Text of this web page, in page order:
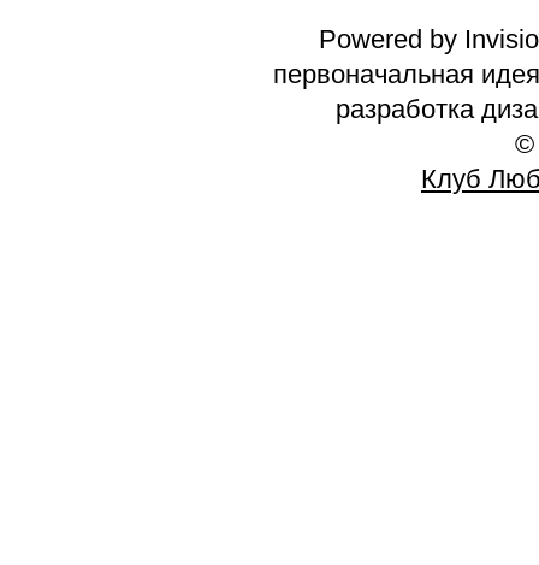
Powered by
первоначальная
разработка
©
Клуб